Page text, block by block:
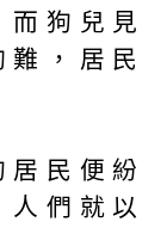
狗兒見
，居民
民便紛
們就以